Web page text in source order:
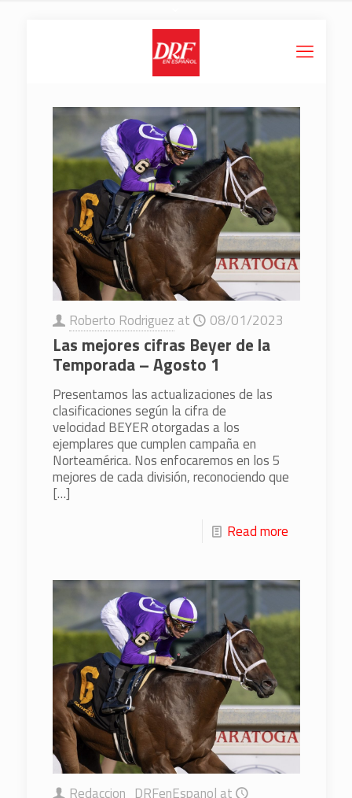
Roberto Rodriguez at 08/01/2023
Las mejores cifras Beyer de la
Temporada – Agosto 1
Presentamos las actualizaciones de las
clasificaciones según la cifra de
velocidad BEYER otorgadas a los
ejemplares que cumplen campaña en
Norteamérica. Nos enfocaremos en los 5
mejores de cada división, reconociendo que
[…]
Read more
Redaccion_DRFenEspanol at